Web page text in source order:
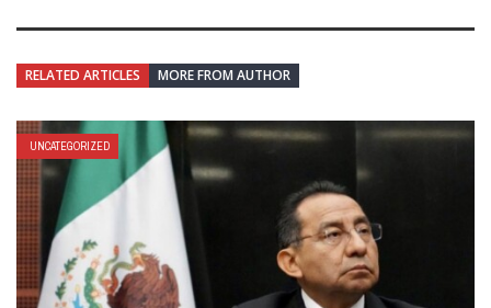
RELATED ARTICLES MORE FROM AUTHOR
UNCATEGORIZED